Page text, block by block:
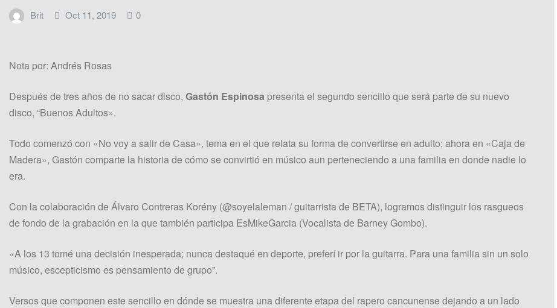
Brit Oct 11, 2019 0
Nota por: Andrés Rosas
Después de tres años de no sacar disco, Gastón Espinosa presenta el segundo sencillo que será parte de su nuevo
disco, “Buenos Adultos».
Todo comenzó con «No voy a salir de Casa», tema en el que relata su forma de convertirse en adulto; ahora en «Caja de
Madera», Gastón comparte la historia de cómo se convirtió en músico aun perteneciendo a una familia en donde nadie lo
era.
Con la colaboración de Álvaro Contreras Korény (@soyelaleman / guitarrista de BETA), logramos distinguir los rasgueos
de fondo de la grabación en la que también participa EsMikeGarcia (Vocalista de Barney Gombo).
«A los 13 tomé una decisión inesperada; nunca destaqué en deporte, preferí ir por la guitarra. Para una familia sin un solo
músico, escepticismo es pensamiento de grupo”.
Versos que componen este sencillo en dónde se muestra una diferente etapa del rapero cancunense dejando a un lado